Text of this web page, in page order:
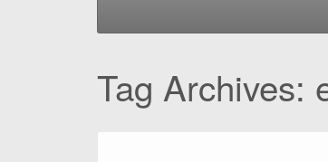
Tag Archives: